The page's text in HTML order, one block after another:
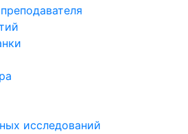
исследований